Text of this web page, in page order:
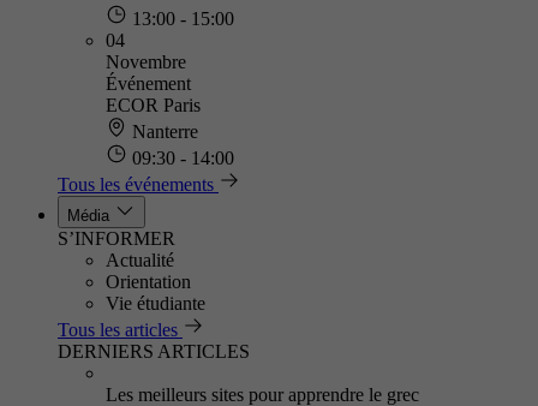
13:00 - 15:00
04
Novembre
Événement
ECOR Paris
Nanterre
09:30 - 14:00
Tous les événements
Média
S’INFORMER
Actualité
Orientation
Vie étudiante
Tous les articles
DERNIERS ARTICLES
Les meilleurs sites pour apprendre le grec